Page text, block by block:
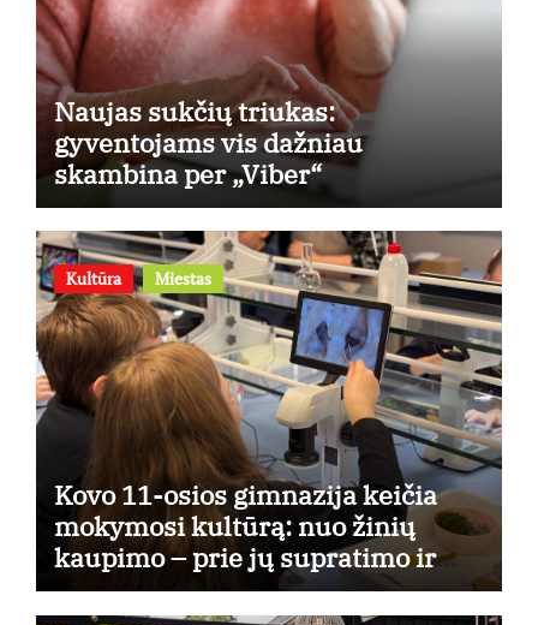
Naujas sukčių triukas:
gyventojams vis dažniau
skambina per „Viber“
Kultūra Miestas
Kovo 11-osios gimnazija keičia
mokymosi kultūrą: nuo žinių
kaupimo – prie jų supratimo ir
taikymo